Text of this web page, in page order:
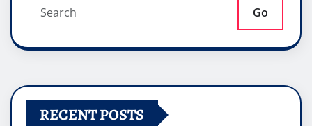
Go
RECENT POSTS